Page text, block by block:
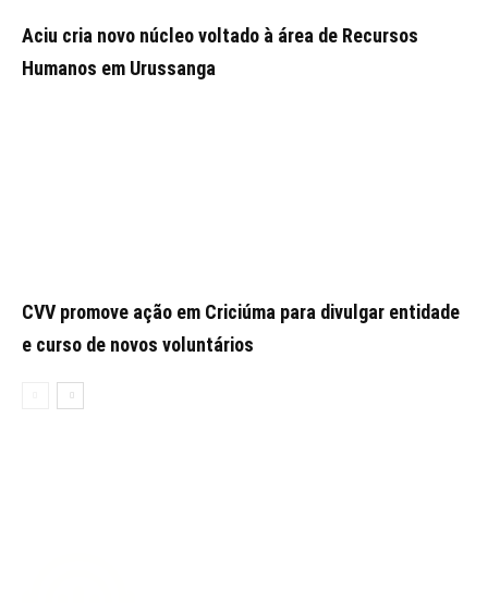
Aciu cria novo núcleo voltado à área de Recursos
Humanos em Urussanga
CVV promove ação em Criciúma para divulgar entidade
e curso de novos voluntários